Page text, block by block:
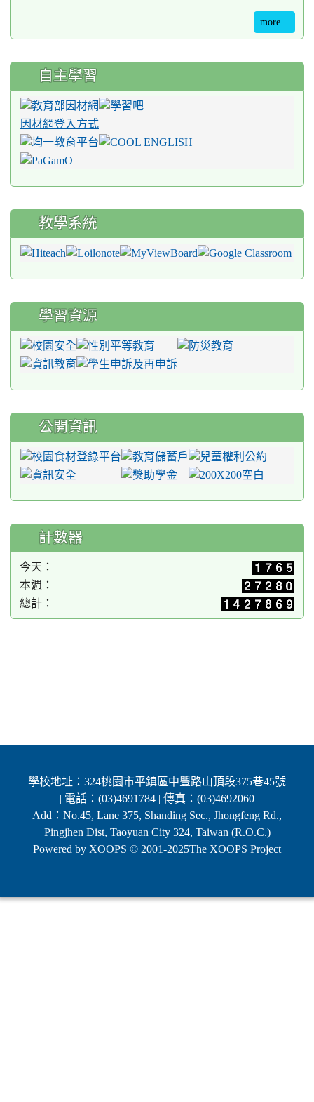
more...
自主學習
因材網登入方式
教學系統
學習資源
公開資訊
計數器
今天：
本週：
總計：
學校地址：324桃園市平鎮區中豐路山頂段375巷45號
| 電話：(03)4691784 | 傳真：(03)4692060
Add：No.45, Lane 375, Shanding Sec., Jhongfeng Rd.,
Pingjhen Dist, Taoyuan City 324, Taiwan (R.O.C.)
Powered by XOOPS © 2001-2025The XOOPS Project